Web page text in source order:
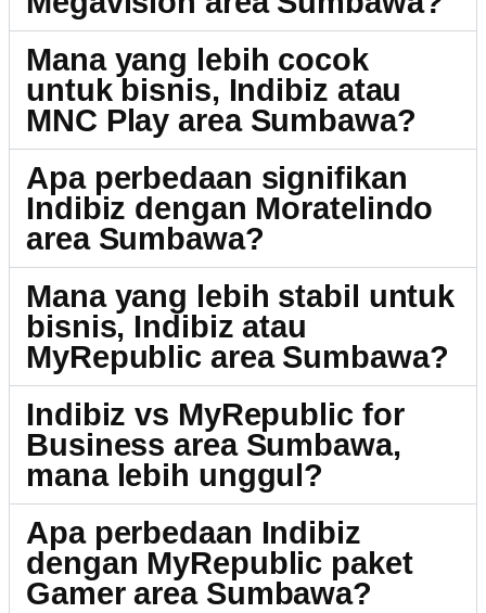
Mana yang lebih cocok
untuk bisnis, Indibiz atau
MNC Play area Sumbawa?
Apa perbedaan signifikan
Indibiz dengan Moratelindo
area Sumbawa?
Mana yang lebih stabil untuk
bisnis, Indibiz atau
MyRepublic area Sumbawa?
Indibiz vs MyRepublic for
Business area Sumbawa,
mana lebih unggul?
Apa perbedaan Indibiz
dengan MyRepublic paket
Gamer area Sumbawa?